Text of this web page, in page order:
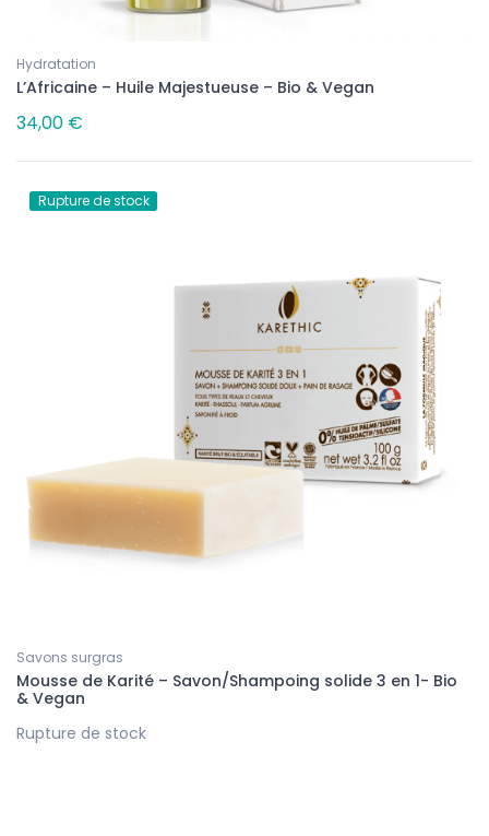
Hydratation
L’Africaine – Huile Majestueuse – Bio & Vegan
34,00 €
Rupture de stock
Savons surgras
Mousse de Karité – Savon/Shampoing solide 3 en 1- Bio
& Vegan
Rupture de stock